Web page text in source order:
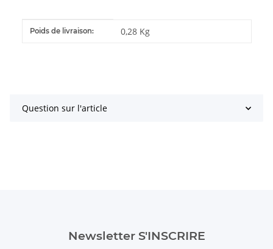
#productDetails.itemInformation#
#productDetails.itemValue#
Poids de livraison: 0,28 Kg
Question sur l'article
Newsletter S'INSCRIRE